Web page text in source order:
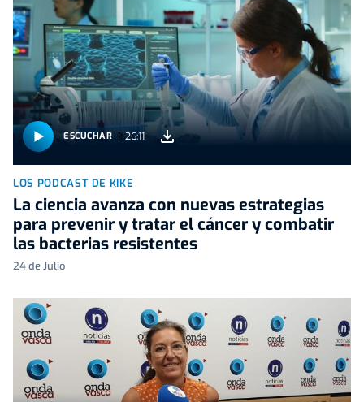
ESCUCHAR 26:11
LOS PODCAST DE KIKE
La ciencia avanza con nuevas estrategias
para prevenir y tratar el cáncer y combatir
las bacterias resistentes
24 de Julio